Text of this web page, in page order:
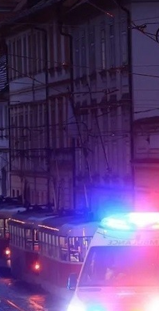
Специалистам
Традиций И Новаций При
Китайские Автомобили
Молоко Или Хорошая